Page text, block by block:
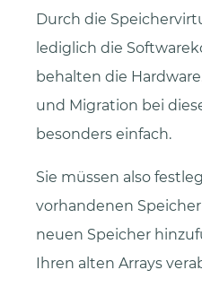
Durch die
lediglich die
behalten die
und Migration bei
besonders einfach.
Sie müssen also
vorhandenen
neuen Speicher
Ihren alten Arrays